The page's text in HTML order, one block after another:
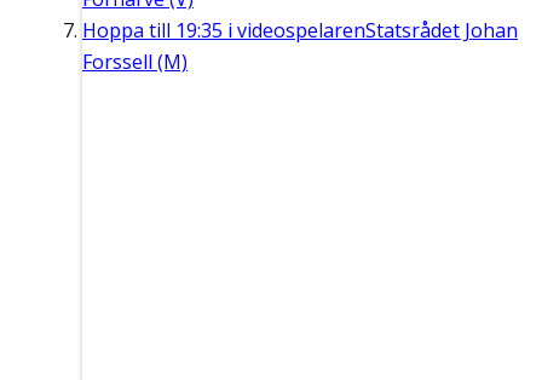
Hoppa till 19:35 i videospelarenStatsrådet Johan
Forssell (M)